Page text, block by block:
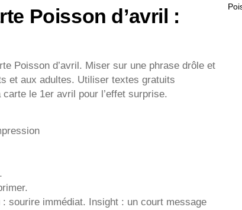
Poisson d’avril :
Poisson d’avril. Miser sur une phrase drôle et
et aux adultes. Utiliser textes gratuits
le 1er avril pour l’effet surprise.
sourire immédiat. Insight : un court message